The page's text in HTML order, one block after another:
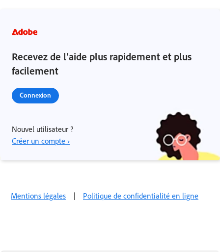
Recevez de l’aide plus rapidement et plus
facilement
Connexion
Nouvel utilisateur ?
Créer un compte ›
Mentions légales | Politique de confidentialité en ligne